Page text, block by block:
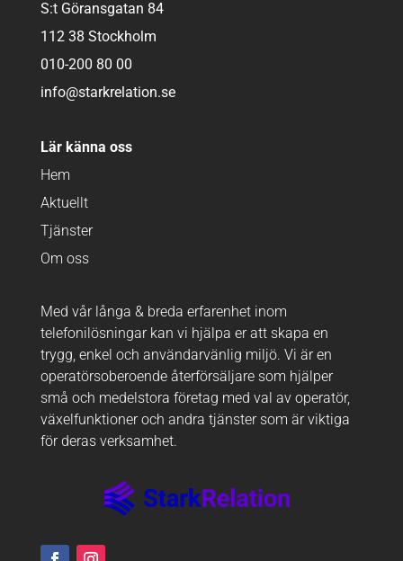
S:t Göransgatan 84
112 38 Stockholm
010-200 80 00
info@starkrelation.se
Lär känna oss
Hem
Aktuellt
Tjänster
Om oss
Med vår långa & breda erfarenhet inom
telefonilösningar kan vi hjälpa er att skapa en
trygg, enkel och användarvänlig miljö. Vi är en
operatörsoberoende återförsäljare som hjälper
små och medelstora företag med val av operatör,
växelfunktioner och andra tjänster som är viktiga
för deras verksamhet.